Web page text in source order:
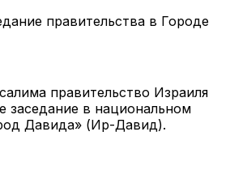
правительства в Городе
правительство Израиля
заседание в национальном
Давида» (Ир-Давид).